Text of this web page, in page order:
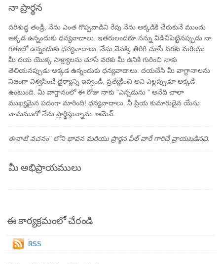
నా ప్రార్థన
పరిశుద్ధ తండ్రీ, నేను ఎంత గొప్పవాడిని రేపు నేను అక్కడికి చేరుకునే ముందు
అక్కడ ఉన్నందుకు ధన్యవాదాలు. ఇతరులందరూ నన్ను విడిచిపెట్టినప్పుడు నా
గతంలో ఉన్నందుకు ధన్యవాదాలు. నేను వెనక్కి తిరిగి చూసే వరకు మరియు
మీ దయ యొక్క సాక్ష్యాలను చూసే వరకు మీ ఉనికి గురించి నాకు
తెలియనప్పుడు అక్కడ ఉన్నందుకు ధన్యవాదాలు. దయచేసి మీ వాగ్దానాలను
నిజంగా విశ్వసించే ధైర్యాన్ని ఇవ్వండి, ప్రత్యేకించి అవి ఎల్లప్పుడూ అక్కడే
ఉంటుంది. మీ వాగ్దానంలో ఈ రోజు నాకు "ఎన్నడును " అనేది చాలా
ముఖ్యమైన పదంగా మారింది! ధన్యవాదాలు. నీ ప్రియ కుమారుడైన యేసు
నామములో నేను ప్రార్థిస్తున్నాను. ఆమెన్.
ఈనాటి వచనం" లోని భావన మరియు ప్రార్థన ఫీల్ వారే గారిచే వ్రాయబడినవి.
మీ అభిప్రాయములు
ఈ కార్యక్రమంలో చేరండి
RSS